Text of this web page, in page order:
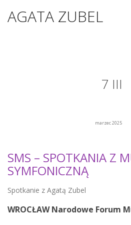
AGATA ZUBEL
7 III
marzec 2025
SMS – SPOTKANIA Z
SYMFONICZNĄ
Spotkanie z Agatą Zubel
WROCŁAW Narodowe Forum